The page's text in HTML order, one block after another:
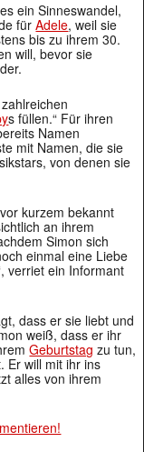
ein Sinneswandel,
fürAdele, weil sie
bis zu ihrem 30.
will, bevor sie
s füllen.“ Für ihren
Namen
mit Namen, die sie
von denen sie
kurzem bekannt
an ihrem
Simon sich
einmal eine Liebe
verriet ein Informant
dass er sie liebt und
weiß, dass er ihr
Geburtstag zu tun,
Er will mit ihr ins
alles von ihrem